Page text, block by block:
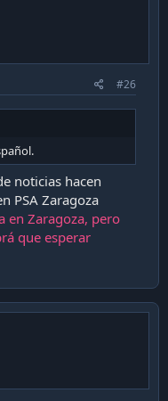
#26
noticias hacen
PSA Zaragoza
en Zaragoza, pero
que esperar